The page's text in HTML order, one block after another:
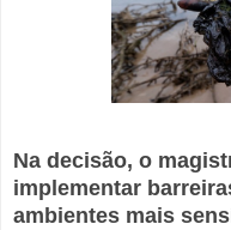
Na decisão, o
implementar
ambientes mais